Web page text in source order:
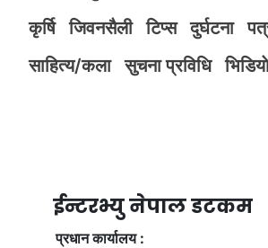
कृर्षि
जिवनसैली टिप्स दुर्घटना
साहित्य/कला
सुचना प्रविधि
ईन्टरभ्यु नेपाल डटकम
प्रधान कार्यालय :